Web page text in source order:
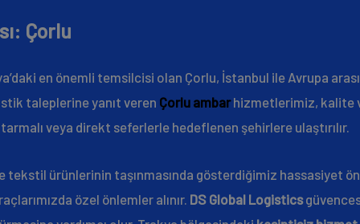
Çorlu
en önemli temsilcisi olan Çorlu, İstanbul ile Avrupa
taleplerine yanıt veren Çorlu ambarhizmetlerimiz, kalite
veya direkt seferlerle hedeflenen şehirlere ulaştırılır.
tekstil ürünlerinin taşınmasında gösterdiğimiz hassasiyet
özel önlemler alınır. DS Global Logistics